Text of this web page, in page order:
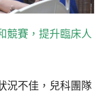
競賽，提升臨床人
況不佳，兒科團隊